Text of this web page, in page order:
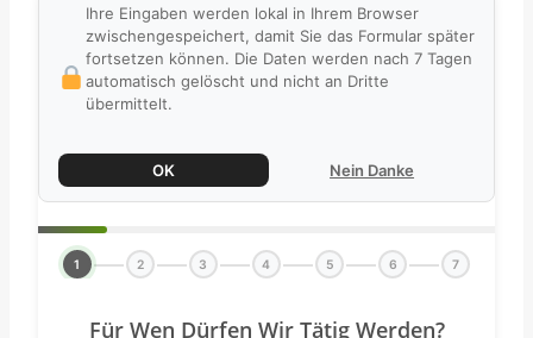
Ihre Eingaben werden lokal in Ihrem Browser
zwischengespeichert, damit Sie das Formular später
fortsetzen können. Die Daten werden nach 7 Tagen
automatisch gelöscht und nicht an Dritte
übermittelt.
OK Nein Danke
1 2 3 4 5 6 7
Für Wen Dürfen Wir Tätig Werden?